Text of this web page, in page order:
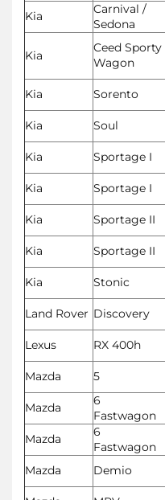
Kia
Carnival /
Sedona
Kia
Ceed Sporty
Wagon
Kia
Sorento
Kia
Soul
Kia
Sportage I
Kia
Sportage I
Kia
Sportage II
Kia
Sportage II
Kia
Stonic
Land Rover Discovery
Lexus
RX 400h
Mazda
5
Mazda
6
Fastwagon
Mazda
6
Fastwagon
Mazda
Demio